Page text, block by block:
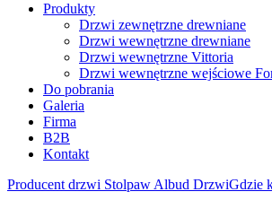
Produkty
Drzwi zewnętrzne drewniane
Drzwi wewnętrzne drewniane
Drzwi wewnętrzne Vittoria
Drzwi wewnętrzne wejściowe
Do pobrania
Galeria
Firma
B2B
Kontakt
Producent drzwi Stolpaw Albud DrzwiGdzie